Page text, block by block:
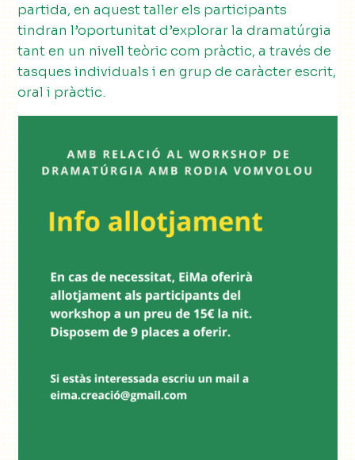
partida, en aquest taller els participants
tindran l’oportunitat d’explorar la dramatúrgia
tant en un nivell teòric com pràctic, a través de
tasques individuals i en grup de caràcter escrit,
oral i pràctic.